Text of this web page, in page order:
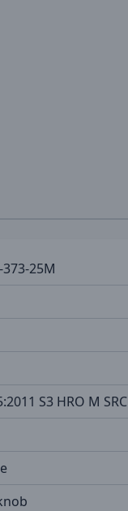
373-25M
S3 HRO M SRC